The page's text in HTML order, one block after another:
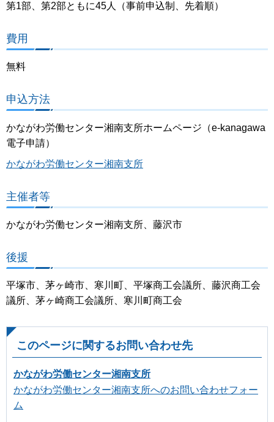
第1部、第2部ともに45人（事前申込制、先着順）
費用
無料
申込方法
かながわ労働センター湘南支所ホームページ（e-kanagawa
電子申請）
かながわ労働センター湘南支所
主催者等
かながわ労働センター湘南支所、藤沢市
後援
平塚市、茅ヶ崎市、寒川町、平塚商工会議所、藤沢商工会
議所、茅ヶ崎商工会議所、寒川町商工会
このページに関するお問い合わせ先
かながわ労働センター湘南支所
かながわ労働センター湘南支所へのお問い合わせフォー
ム